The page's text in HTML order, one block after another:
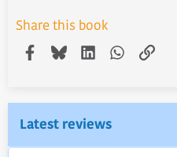
Share this book
Facebook
BlueskyLinkedInWhatsApp
Link
Latest reviews